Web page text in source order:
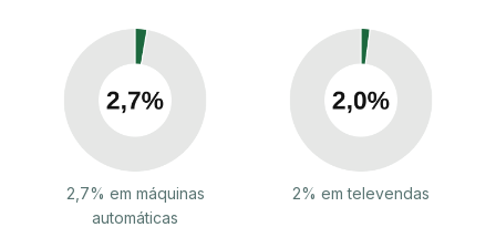
2,7% em máquinas
automáticas
2% em televendas